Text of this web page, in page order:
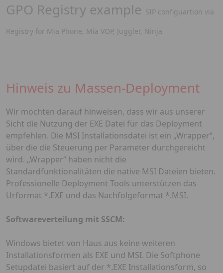
GPO Registry example SIP configuartion via
Registry for Mia Phone, Mia VOP, Juggler, Ninja
Hinweis zu Massen-Deployment
Wir möchten darauf hinweisen, dass wir aus unserer
Sicht die Nutzung der EXE Datei für das Deployment
empfehlen. Die MSI Installationsdatei ist ein „Wrapper“,
über die die Steuerung per Parameter durchgereicht
wird. „Wrapper“ haben nicht die
Standardfunktionalitäten die native MSI Dateien bieten.
Professionelle Deployment Tools unterstützen das
Urformat *.EXE und das Nachfolgeformat *.MSI.
Softwareverteilung mit SSCM:
Windows bietet von Haus aus keine weiteren
Installationsformen als EXE und MSI. Die Softphone
Setupdatei basiert auf der *.EXE Installationsform, so